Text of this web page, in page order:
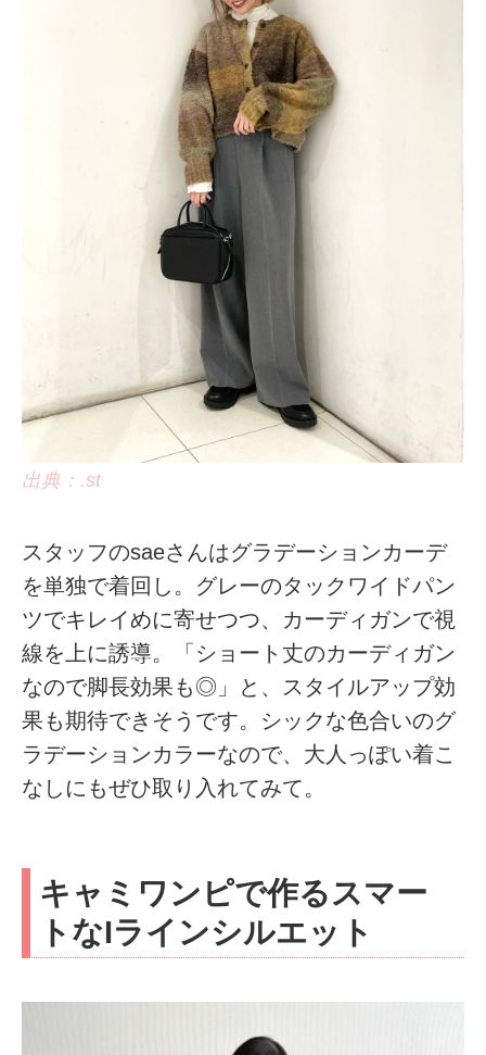
出典：.st
スタッフのsaeさんはグラデーションカーデ
を単独で着回し。グレーのタックワイドパン
ツでキレイめに寄せつつ、カーディガンで視
線を上に誘導。「ショート丈のカーディガン
なので脚長効果も◎」と、スタイルアップ効
果も期待できそうです。シックな色合いのグ
ラデーションカラーなので、大人っぽい着こ
なしにもぜひ取り入れてみて。
キャミワンピで作るスマー
トなIラインシルエット